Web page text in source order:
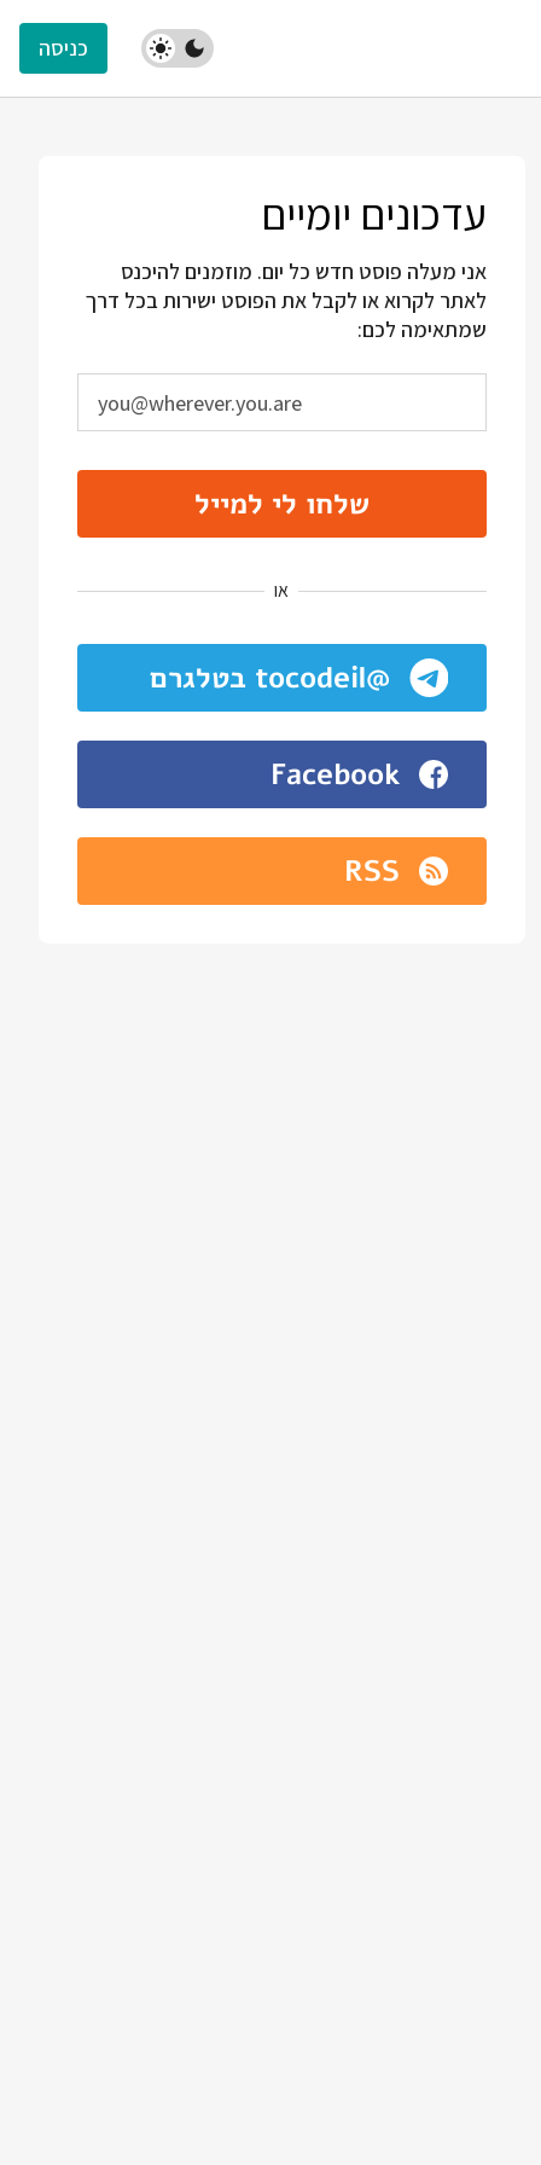
כניסה
עדכונים יומיים
אני מעלה פוסט חדש כל יום. מוזמנים להיכנס
לאתר לקרוא או לקבל את הפוסט ישירות בכל דרך
שמתאימה לכם:
שלחו לי למייל
או
@tocodeil בטלגרם
Facebook
RSS